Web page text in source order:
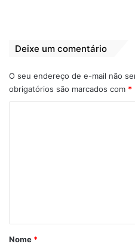
Deixe um comentário
O seu endereço de e-mail não
obrigatórios são marcados com *
r
Nome *